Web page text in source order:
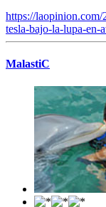
https://laopinion.com/
tesla-bajo-la-lupa-en-
MalastiC